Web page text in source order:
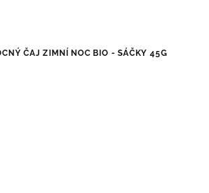
ČAJ ZIMNÍ NOC BIO - SÁČKY 45G